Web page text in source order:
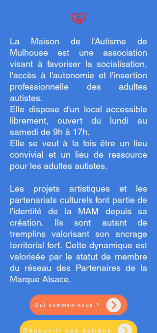
La Maison de l'Autisme de
Mulhouse est une association
visant à favoriser la socialisation,
l'accès à l'autonomie et l'insertion
professionnelle des adultes
autistes.
Elle dispose d'un local accessible
librement, ouvert du lundi au
samedi de 9h à 17h.
Elle se veut à la fois être un lieu
convivial et un lieu de ressource
pour les adultes autistes.
Les projets artistiques et les
partenariats culturels font partie de
l'identité de la MAM depuis sa
création. Ils sont autant de
tremplins valorisant son ancrage
territorial fort. Cette dynamique est
valorisée par le statut de membre
du réseau des Partenaires de la
Marque Alsace.
Qui sommes-nous ?
Découvrir nos actions